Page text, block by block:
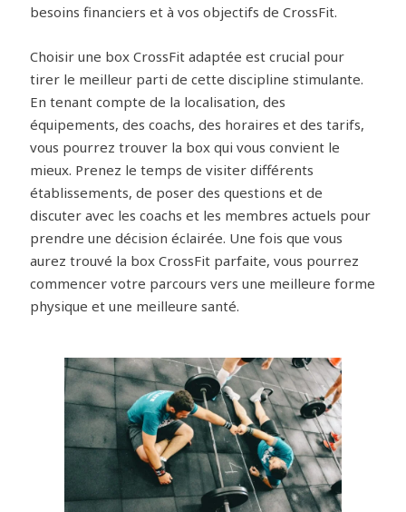
besoins financiers et à vos objectifs de CrossFit.
Choisir une box CrossFit adaptée est crucial pour
tirer le meilleur parti de cette discipline stimulante.
En tenant compte de la localisation, des
équipements, des coachs, des horaires et des tarifs,
vous pourrez trouver la box qui vous convient le
mieux. Prenez le temps de visiter différents
établissements, de poser des questions et de
discuter avec les coachs et les membres actuels pour
prendre une décision éclairée. Une fois que vous
aurez trouvé la box CrossFit parfaite, vous pourrez
commencer votre parcours vers une meilleure forme
physique et une meilleure santé.